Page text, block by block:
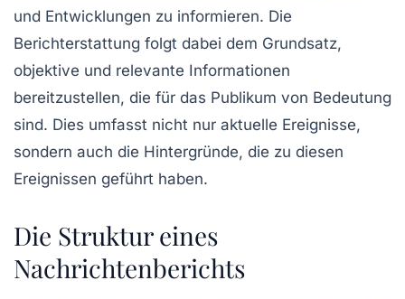
und Entwicklungen zu informieren. Die
Berichterstattung folgt dabei dem Grundsatz,
objektive und relevante Informationen
bereitzustellen, die für das Publikum von Bedeutung
sind. Dies umfasst nicht nur aktuelle Ereignisse,
sondern auch die Hintergründe, die zu diesen
Ereignissen geführt haben.
Die Struktur eines
Nachrichtenberichts